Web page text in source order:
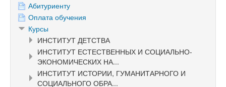
Абитуриенту
Оплата обучения
Курсы
ИНСТИТУТ ДЕТСТВА
ИНСТИТУТ ЕСТЕСТВЕННЫХ И СОЦИАЛЬНО-
ЭКОНОМИЧЕСКИХ НА...
ИНСТИТУТ ИСТОРИИ, ГУМАНИТАРНОГО И
СОЦИАЛЬНОГО ОБРА...